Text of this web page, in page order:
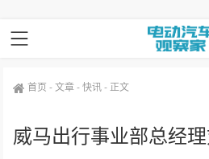
首页 -文章-快讯- 正文
威马出行事业部总经